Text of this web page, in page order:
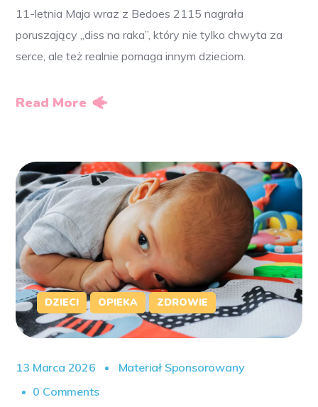
11-letnia Maja wraz z Bedoes 2115 nagrała
poruszający „diss na raka”, który nie tylko chwyta za
serce, ale też realnie pomaga innym dzieciom.
Read More
DZIECI OPIEKA ZDROWIE
13 Marca 2026
Materiał Sponsorowany
0 Comments